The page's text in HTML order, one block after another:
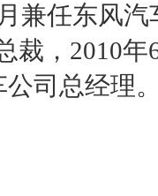
兼任东风汽
裁，2010年
公司总经理